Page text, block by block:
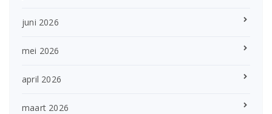
juni 2026
mei 2026
april 2026
maart 2026